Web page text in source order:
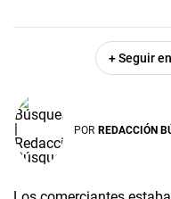
+ Seguir en
POR REDACCIÓN